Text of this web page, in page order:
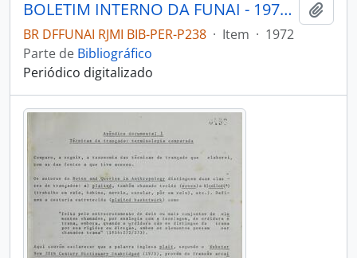
BOLETIM INTERNO DA FUNAI - 1972 - Nº02
BR DFFUNAI RJMI BIB-PER-P238 · Item · 1972
Parte de Bibliográfico
Periódico digitalizado